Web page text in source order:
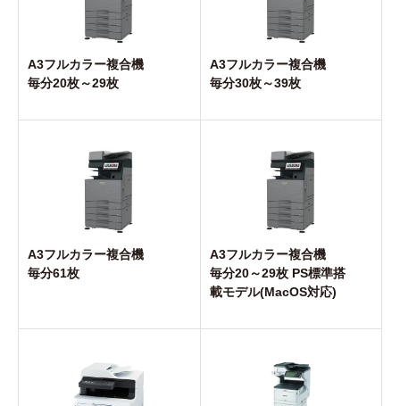
A3フルカラー複合機
毎分20枚～29枚
A3フルカラー複合機
毎分30枚～39枚
A3フルカラー複合機
毎分61枚
A3フルカラー複合機
毎分20～29枚 PS標準搭
載モデル(MacOS対応)